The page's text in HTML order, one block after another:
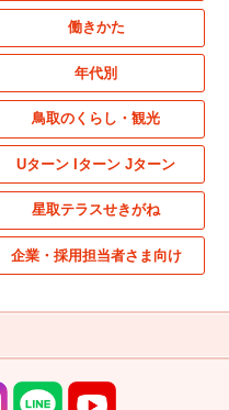
働きかた
年代別
鳥取のくらし・観光
Uターン Iターン Jターン
星取テラスせきがね
企業・採用担当者さま向け